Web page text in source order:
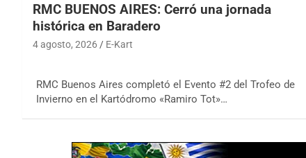
RMC BUENOS AIRES: Cerró una jornada
histórica en Baradero
4 agosto, 2026 E-Kart
RMC Buenos Aires completó el Evento #2 del Trofeo de
Invierno en el Kartódromo «Ramiro Tot»…